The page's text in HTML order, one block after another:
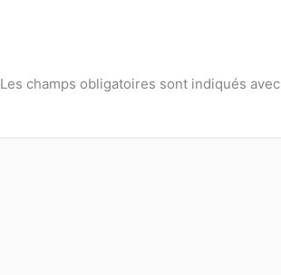
Les champs obligatoires sont indiqués avec